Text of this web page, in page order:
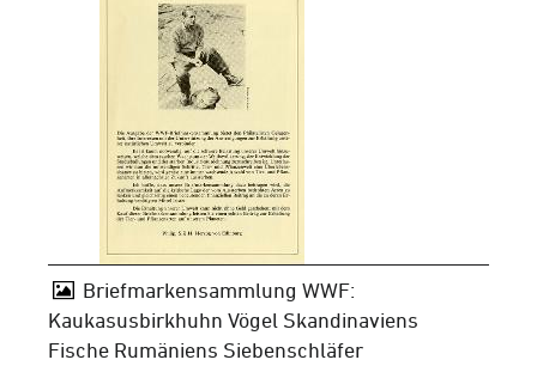
Briefmarkensammlung WWF:
Kaukasusbirkhuhn Vögel Skandinaviens
Fische Rumäniens Siebenschläfer